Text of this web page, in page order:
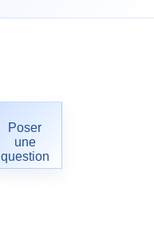
Poser
une
question